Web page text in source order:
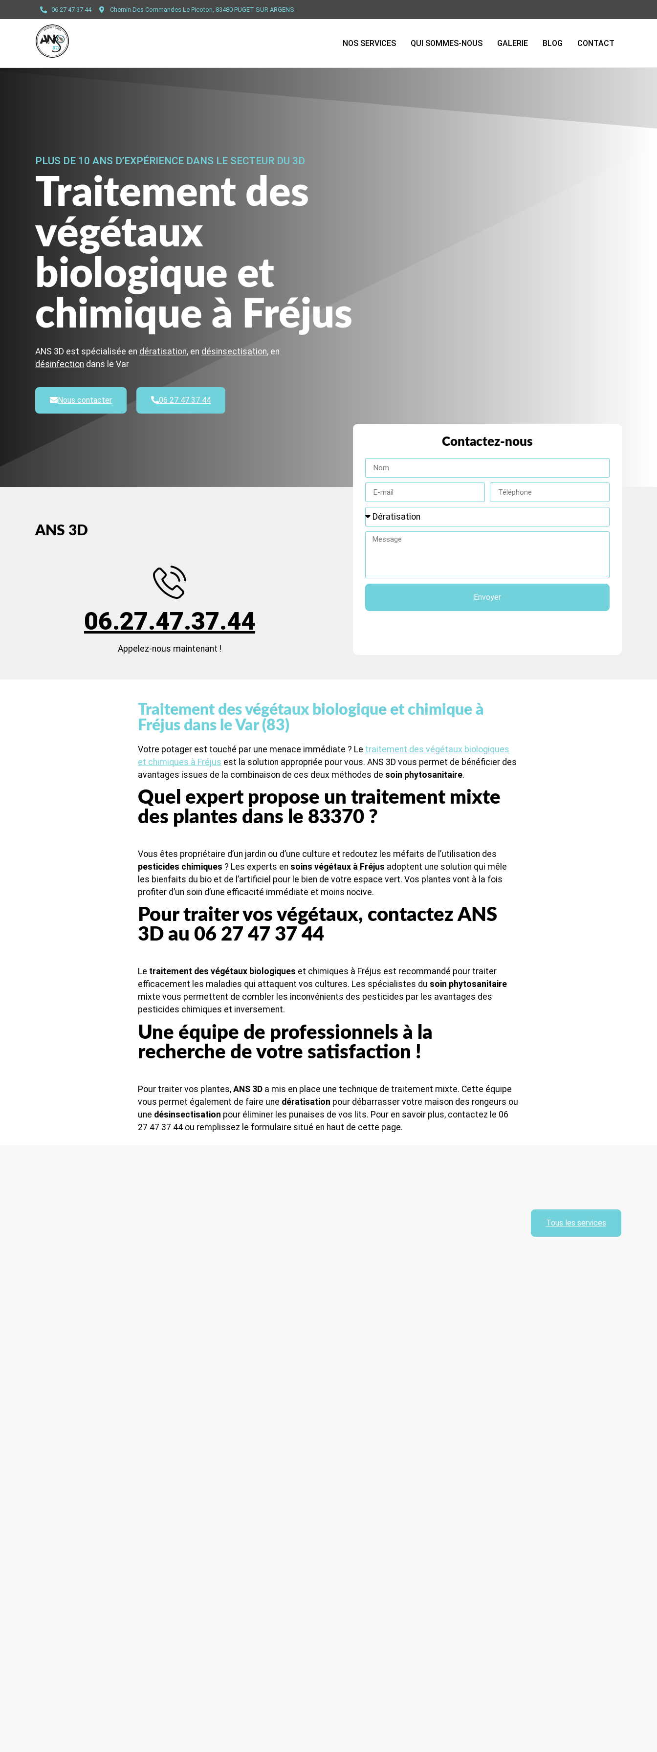
06 27 47 37 44 Chemin Des Commandes Le Picoton, 83480 PUGET SUR ARGENS
NOS SERVICES QUI SOMMES-NOUS GALERIE BLOG CONTACT
PLUS DE 10 ANS D’EXPÉRIENCE DANS LE SECTEUR DU 3D
Traitement des
végétaux
biologique et
chimique à Fréjus
ANS 3D est spécialisée en dératisation, en désinsectisation, en
désinfection dans le Var
Nous contacter 06 27 47 37 44
ANS 3D
06.27.47.37.44
Appelez-nous maintenant !
Contactez-nous
Envoyer
Traitement des végétaux biologique et chimique à
Fréjus dans le Var (83)
Votre potager est touché par une menace immédiate ? Le traitement des végétaux biologiques
et chimiques à Fréjus est la solution appropriée pour vous. ANS 3D vous permet de bénéficier des
avantages issues de la combinaison de ces deux méthodes de soin phytosanitaire.
Quel expert propose un traitement mixte
des plantes dans le 83370 ?
Vous êtes propriétaire d’un jardin ou d’une culture et redoutez les méfaits de l’utilisation des
pesticides chimiques ? Les experts en soins végétaux à Fréjus adoptent une solution qui mêle
les bienfaits du bio et de l’artificiel pour le bien de votre espace vert. Vos plantes vont à la fois
profiter d’un soin d’une efficacité immédiate et moins nocive.
Pour traiter vos végétaux, contactez ANS
3D au 06 27 47 37 44
Le traitement des végétaux biologiques et chimiques à Fréjus est recommandé pour traiter
efficacement les maladies qui attaquent vos cultures. Les spécialistes du soin phytosanitaire
mixte vous permettent de combler les inconvénients des pesticides par les avantages des
pesticides chimiques et inversement.
Une équipe de professionnels à la
recherche de votre satisfaction !
Pour traiter vos plantes, ANS 3D a mis en place une technique de traitement mixte. Cette équipe
vous permet également de faire une dératisation pour débarrasser votre maison des rongeurs ou
une désinsectisation pour éliminer les punaises de vos lits. Pour en savoir plus, contactez le 06
27 47 37 44 ou remplissez le formulaire situé en haut de cette page.
Tous les services